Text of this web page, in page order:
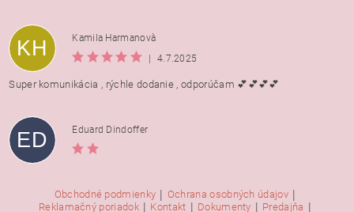
KH
Kamila Harmanovà
4.7.2025
Super komunikácia , rýchle dodanie , odporúčam 💕💕💕💕
ED Eduard Dindoffer
Obchodné podmienky | Ochrana osobných údajov |
Reklamačný poriadok | Kontakt | Dokumenty | Predajňa |